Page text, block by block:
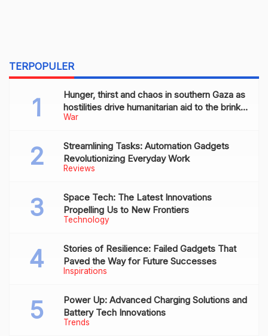
TERPOPULER
War
Hunger, thirst and chaos in southern Gaza as
hostilities drive humanitarian aid to the brink
of collapse
Reviews
Streamlining Tasks: Automation Gadgets
Revolutionizing Everyday Work
Technology
Space Tech: The Latest Innovations
Propelling Us to New Frontiers
Inspirations
Stories of Resilience: Failed Gadgets That
Paved the Way for Future Successes
Trends
Power Up: Advanced Charging Solutions and
Battery Tech Innovations